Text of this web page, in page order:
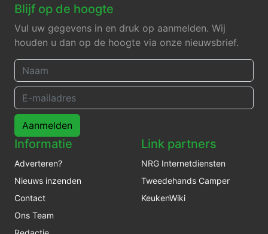
Blijf op de hoogte
Vul uw gegevens in en druk op aanmelden. Wij
houden u dan op de hoogte via onze nieuwsbrief.
Aanmelden
Informatie
Adverteren?
Nieuws inzenden
Contact
Ons Team
Link partners
NRG Internetdiensten
Tweedehands Camper
KeukenWiki